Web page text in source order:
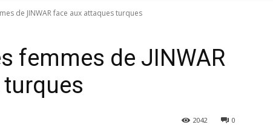
de JINWAR face aux attaques turques
femmes de JINWAR
0
2042